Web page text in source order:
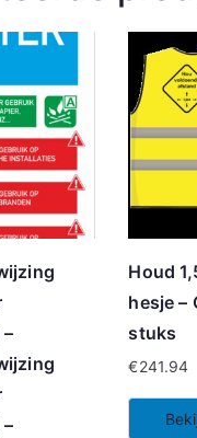
Houd
hesje –
stuks
€241.94